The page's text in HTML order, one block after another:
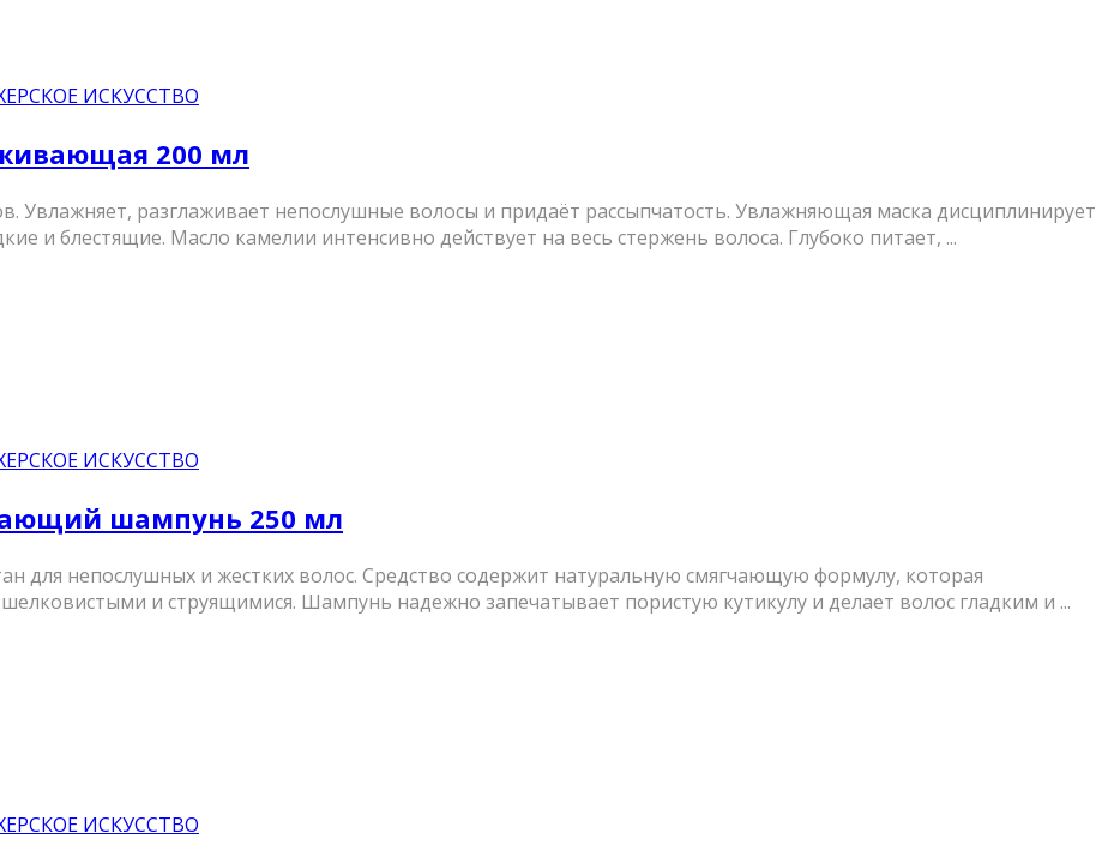
ИСКУССТВО
200 мл
Увлажняет, разглаживает непослушные волосы и придаёт рассыпчатость. Увлажняющая маска дисциплинирует
и блестящие. Масло камелии интенсивно действует на весь стержень волоса. Глубоко питает, ...
ИСКУССТВО
шампунь 250 мл
для непослушных и жестких волос. Средство содержит натуральную смягчающую формулу, которая
и струящимися. Шампунь надежно запечатывает пористую кутикулу и делает волос гладким и ...
ИСКУССТВО